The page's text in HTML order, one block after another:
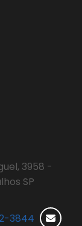
3958 -
SP
3844